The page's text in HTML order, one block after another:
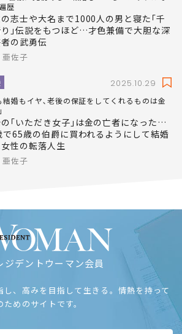
歴
志士や大名まで1000人の男と寝た｢千
り｣伝説をもつほど…才色兼備で大胆な深
の武勇伝
佐子
2025.10.29
結婚もイヤ､老後の保証をしてくれるものは金
｢いただき女子｣は金の亡者になった…
で65歳の伯爵に買われるようにして結婚
女性の転落人生
佐子
ジデントウーマン会員
、高みを目指して生きる。情熱を持って
めのサイトです。